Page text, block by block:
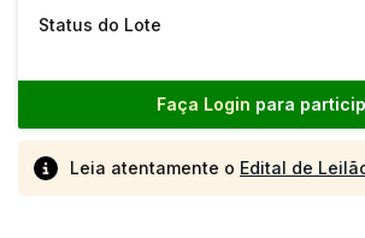
Status do Lote
Faça Login para
Leia atentamente o Edital de